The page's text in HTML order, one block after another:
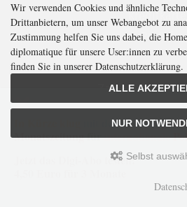
mit der weltweit
Monatszeitungfürinternationale
Jetzt das Digi-Abo testen:
Kreditkarte
PayPal
Zahlungsarten
SEPA-
Rechnung
Verlag
Wir verwenden Cookies und ähnliche
Drittanbietern, um unser Webangebot zu
Zustimmung helfen Sie uns dabei, die
diplomatique für unsere User:innen zu
finden Sie in unserer Datenschutzerklärung.
ALLE
NUR
Selbst